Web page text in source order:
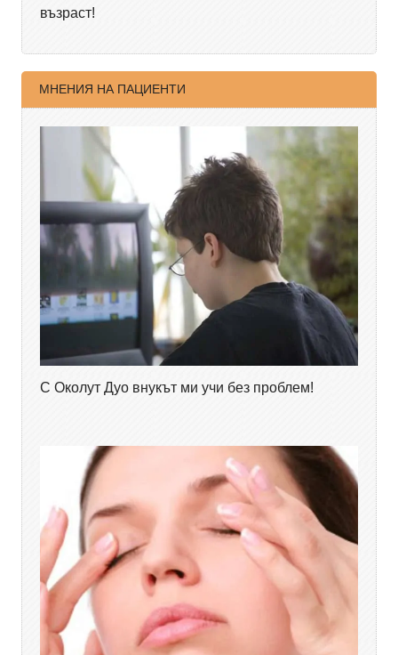
възраст!
МНЕНИЯ НА ПАЦИЕНТИ
С Околут Дуо внукът ми учи без проблем!